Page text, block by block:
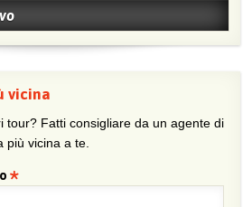
vicina
tour? Fatti consigliare da un agente di
più vicina a te.